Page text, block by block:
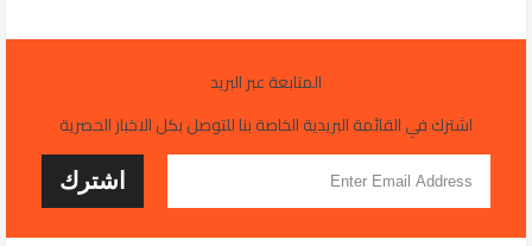
المتابعة عبر البريد
اشترك في القائمة البريدية الخاصة بنا للتوصل بكل الاخبار الحصرية